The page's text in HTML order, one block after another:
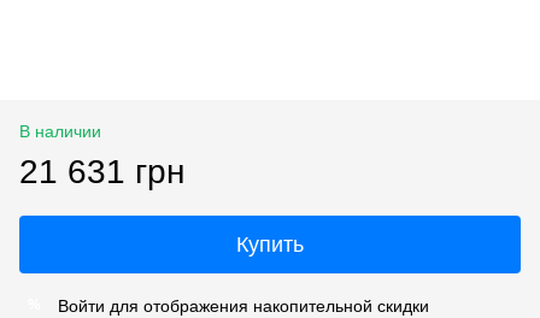
В наличии
21 631 грн
Купить
Войти для отображения накопительной скидки